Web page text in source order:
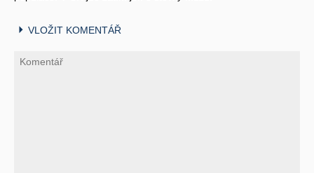
VLOŽIT KOMENTÁŘ